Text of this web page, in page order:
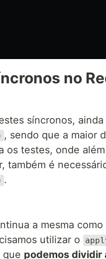
no
síncronos,
, sendo que a maior
os testes, onde
também é
.
a mesma
utilizar o
que podemos dividir